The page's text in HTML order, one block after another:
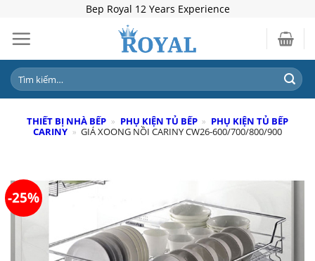
content
Bep Royal 12 Years Experience
Tìm
kiếm:
THIẾT BỊ NHÀ BẾP » PHỤ KIỆN TỦ BẾP » PHỤ KIỆN TỦ BẾP
CARINY » GIÁ XOONG NỒI CARINY CW26-600/700/800/900
-25%